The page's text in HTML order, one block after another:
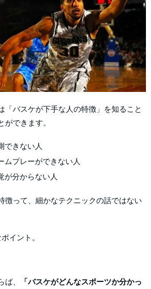
「バスケが下手な人の特徴」を知ること
ができます。
できない人
ムプレーができない人
が分からない人
徴って、細かなテクニックの話ではない
イント。
、
「バスケがどんなスポーツか分かっ